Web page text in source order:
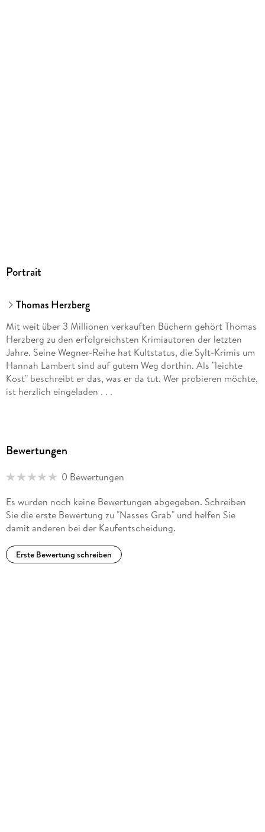
Portrait
Thomas Herzberg
Mit weit über 3 Millionen verkauften Büchern gehört Thomas
Herzberg zu den erfolgreichsten Krimiautoren der letzten
Jahre. Seine Wegner-Reihe hat Kultstatus, die Sylt-Krimis um
Hannah Lambert sind auf gutem Weg dorthin. Als "leichte
Kost" beschreibt er das, was er da tut. Wer probieren möchte,
ist herzlich eingeladen . . .
Bewertungen
0 Bewertungen
Es wurden noch keine Bewertungen abgegeben. Schreiben
Sie die erste Bewertung zu "Nasses Grab" und helfen Sie
damit anderen bei der Kaufentscheidung.
Erste Bewertung schreiben